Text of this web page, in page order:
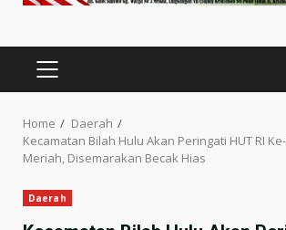
PRIMARY
MENU
Home
Daerah
Kecamatan Bilah Hulu Akan Peringati HUT RI
Meriah, Disemarakan Becak Hias
Daerah